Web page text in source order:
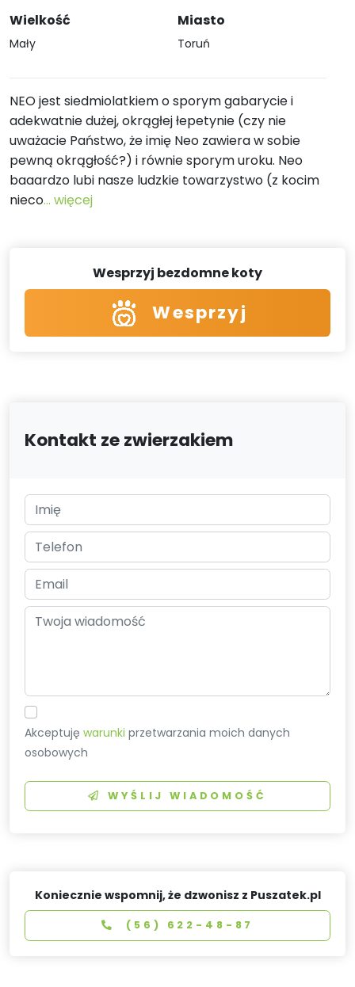
Wielkość
Mały
Miasto
Toruń
NEO jest siedmiolatkiem o sporym gabarycie i
adekwatnie dużej, okrągłej łepetynie (czy nie
uważacie Państwo, że imię Neo zawiera w sobie
pewną okrągłość?) i równie sporym uroku. Neo
baaardzo lubi nasze ludzkie towarzystwo (z kocim
nieco... więcej
Wesprzyj bezdomne koty
Wesprzyj
Kontakt ze zwierzakiem
Akceptujęwarunki przetwarzania moich danych
osobowych
WYŚLIJ WIADOMOŚĆ
Koniecznie wspomnij, że dzwonisz z Puszatek.pl
(56) 622-48-87